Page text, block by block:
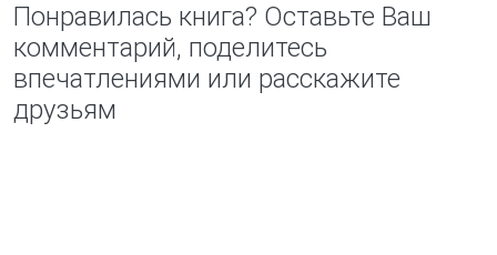
Понравилась книга? Оставьте Ваш
комментарий, поделитесь
впечатлениями или расскажите
друзьям